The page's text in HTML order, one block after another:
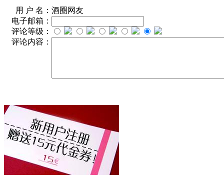
用 户 名： 酒圈网友
电子邮箱：
评论等级：
评论内容：